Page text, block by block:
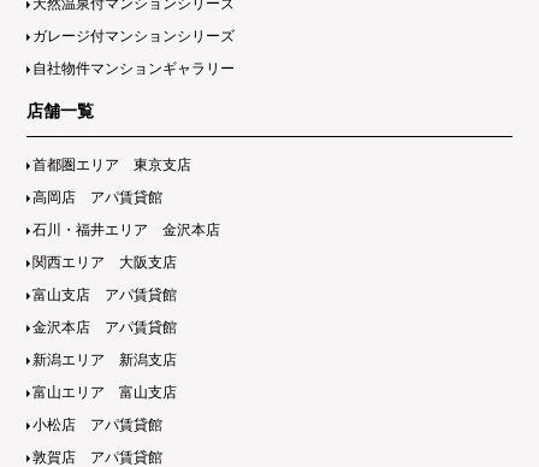
天然温泉付マンションシリーズ
ガレージ付マンションシリーズ
自社物件マンションギャラリー
店舗一覧
首都圏エリア 東京支店
高岡店 アパ賃貸館
石川・福井エリア 金沢本店
関西エリア 大阪支店
富山支店 アパ賃貸館
金沢本店 アパ賃貸館
新潟エリア 新潟支店
富山エリア 富山支店
小松店 アパ賃貸館
敦賀店 アパ賃貸館